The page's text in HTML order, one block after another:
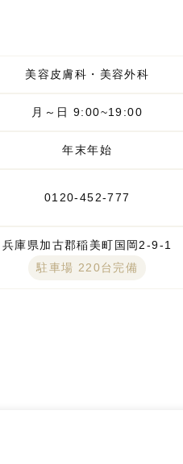
美容皮膚科・美容外科
月～日 9:00~19:00
年末年始
0120-452-777
兵庫県加古郡稲美町国岡2-9-1
駐車場 220台完備